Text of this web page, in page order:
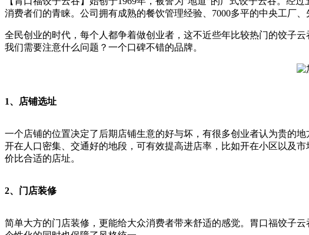
消费者们的青睐。公司拥有成熟的餐饮管理经验、7000多平的中央工厂
全民创业的时代，每个人都争着做创业者，这不近些年比较热门的饺子
我们需要注意什么问题？一个口碑不错的品牌。
1、店铺选址
一个店铺的位置决定了后期店铺生意的好与坏，有很多创业者认为贵的
开在人口密集、交通好的地段，可有效提高进店率，比如开在小区以及
价比合适的店址。
2、门店装修
简单大方的门店装修，更能给大众消费者带来舒适的感觉。胃口福饺子